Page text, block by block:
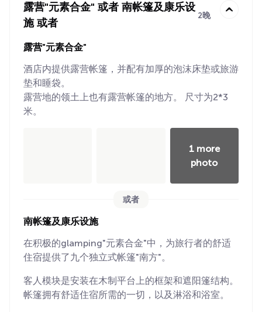
露营"元素合金" 或者 南帐篷及康乐设
施 或者
2晚
露营"元素合金"
酒店内提供露营帐篷，并配有加厚的泡沫床垫或旅游
垫和睡袋。
露营地的领土上也有露营帐篷的地方。 尺寸为2*3
米。
1 more
photo
或者
南帐篷及康乐设施
在积极的glamping"元素合金"中，为旅行者的舒适
住宿提供了九个独立式帐篷"南方"。
客人模块是安装在木制平台上的框架和遮阳篷结构。
帐篷拥有舒适住宿所需的一切，以及淋浴和浴室。